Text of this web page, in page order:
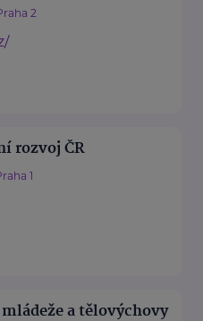
2
rozvoj ČR
1
a tělovýchovy